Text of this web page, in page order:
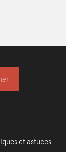
et astuces